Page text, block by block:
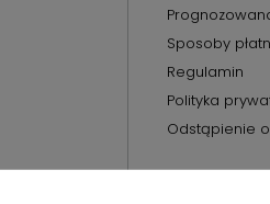
Sposoby
Regulamin
Polityka
Odstąpienie